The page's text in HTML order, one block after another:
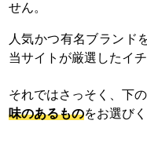
せん。
人気かつ有名ブランド
当サイトが厳選したイ
それではさっそく、下
味のあるものをお選び